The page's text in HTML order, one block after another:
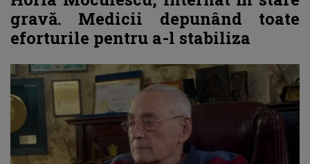
gravă. Medicii depunând toate
eforturile pentru a-l stabiliza